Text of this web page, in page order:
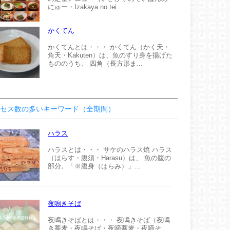
にゅー・Izakaya no tei...
かくてん
かくてんとは・・・ かくてん（かく天・
角天・Kakuten）は、魚のすり身を揚げた
もののうち、 四角（長方形ま...
ス数の多いキーワード（全期間）
ハラス
ハラスとは・・・ サケのハラス焼 ハラス
（はらす・腹須・Harasu）は、 魚の腹の
部分。「※腹身（はらみ）」...
夜鳴きそば
夜鳴きそばとは・・・ 夜鳴きそば（夜鳴
き蕎麦・夜鳴そば・夜啼蕎麦・夜啼そ